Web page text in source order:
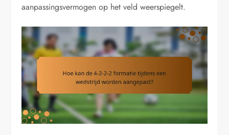
aanpassingsvermogen op het veld weerspiegelt.